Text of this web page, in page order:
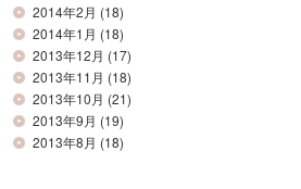
2014年2月 (18)
2014年1月 (18)
2013年12月 (17)
2013年11月 (18)
2013年10月 (21)
2013年9月 (19)
2013年8月 (18)